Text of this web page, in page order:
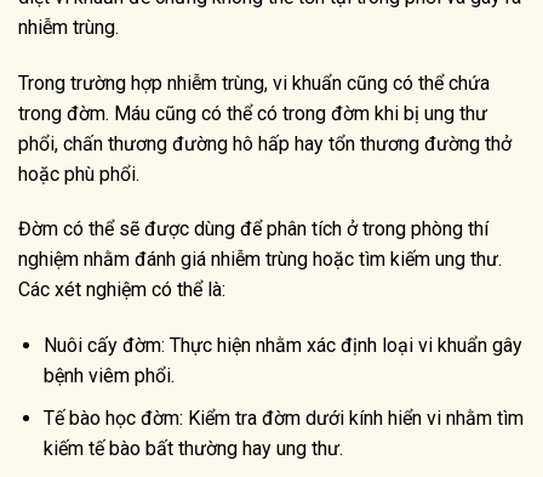
nhiễm trùng.
Trong trường hợp nhiễm trùng, vi khuẩn cũng có thể chứa
trong đờm. Máu cũng có thể có trong đờm khi bị ung thư
phổi, chấn thương đường hô hấp hay tổn thương đường thở
hoặc phù phổi.
Đờm có thể sẽ được dùng để phân tích ở trong phòng thí
nghiệm nhằm đánh giá nhiễm trùng hoặc tìm kiếm ung thư.
Các xét nghiệm có thể là:
Nuôi cấy đờm: Thực hiện nhằm xác định loại vi khuẩn gây
bệnh viêm phổi.
Tế bào học đờm: Kiểm tra đờm dưới kính hiển vi nhằm tìm
kiếm tế bào bất thường hay ung thư.